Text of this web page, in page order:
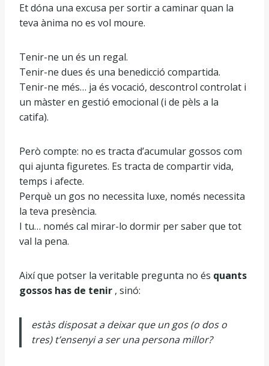
Et dóna una excusa per sortir a caminar quan la
teva ànima no es vol moure.
Tenir-ne un és un regal.
Tenir-ne dues és una benedicció compartida.
Tenir-ne més… ja és vocació, descontrol controlat i
un màster en gestió emocional (i de pèls a la
catifa).
Però compte: no es tracta d’acumular gossos com
qui ajunta figuretes. Es tracta de compartir vida,
temps i afecte.
Perquè un gos no necessita luxe, només necessita
la teva presència.
I tu… només cal mirar-lo dormir per saber que tot
val la pena.
Així que potser la veritable pregunta no és quants
gossos has de tenir , sinó:
estàs disposat a deixar que un gos (o dos o
tres) t’ensenyi a ser una persona millor?